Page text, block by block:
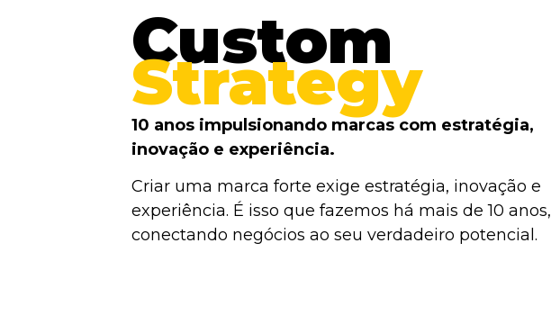
Custom
Strategy
10 anos impulsionando marcas com estratégia,
inovação e experiência.
Criar uma marca forte exige estratégia, inovação e
experiência. É isso que fazemos há mais de 10 anos,
conectando negócios ao seu verdadeiro potencial.